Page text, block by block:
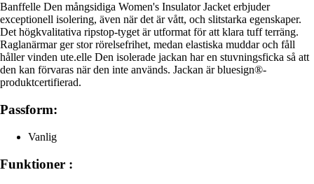
Banffelle Den mångsidiga Women's Insulator Jacket erbjuder
exceptionell isolering, även när det är vått, och slitstarka egenskaper.
Det högkvalitativa ripstop-tyget är utformat för att klara tuff terräng.
Raglanärmar ger stor rörelsefrihet, medan elastiska muddar och fåll
håller vinden ute.elle Den isolerade jackan har en stuvningsficka så att
den kan förvaras när den inte används. Jackan är bluesign®-
produktcertifierad.
Passform:
Vanlig
Funktioner :